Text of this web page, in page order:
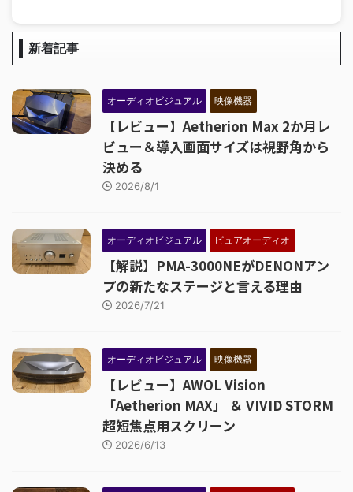
新着記事
オーディオビジュアル 映像機器
【レビュー】Aetherion Max 2か月レ
ビュー＆導入画面サイズは視野角から
決める
2026/8/1
オーディオビジュアル ピュアオーディオ
【解説】PMA-3000NEがDENONアン
プの新たなステージと言える理由
2026/7/21
オーディオビジュアル 映像機器
【レビュー】AWOL Vision
「Aetherion MAX」 ＆ VIVID STORM
超短焦点用スクリーン
2026/6/13